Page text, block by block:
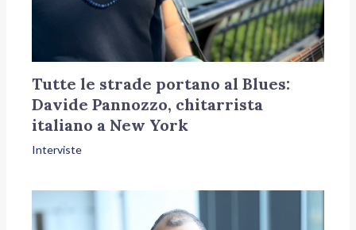
Tutte le strade portano al Blues:
Davide Pannozzo, chitarrista
italiano a New York
Interviste